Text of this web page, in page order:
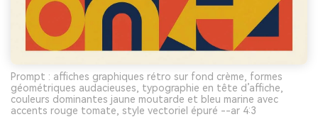
Prompt : affiches graphiques rétro sur fond crème, formes
géométriques audacieuses, typographie en tête d’affiche,
couleurs dominantes jaune moutarde et bleu marine avec
accents rouge tomate, style vectoriel épuré --ar 4:3